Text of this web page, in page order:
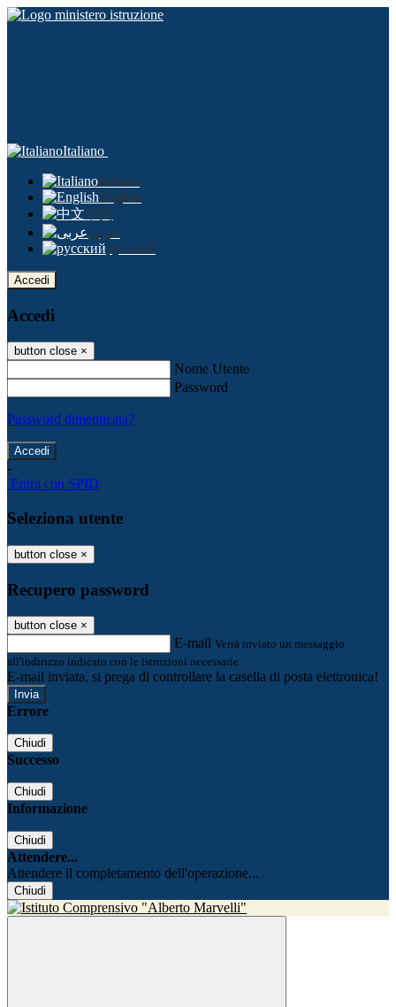
Italiano
Italiano
English
中文
عربى
русский
Accedi
Accedi
button close ×
Nome Utente
Password
Password dimenticata?
-
Entra con SPID
Seleziona utente
button close ×
Recupero password
button close ×
E-mail Verrà inviato un messaggio
all'indirizzo indicato con le istruzioni necessarie.
E-mail inviata, si prega di controllare la casella di posta elettronica!
Errore
Chiudi
Successo
Chiudi
Informazione
Chiudi
Attendere...
Attendere il completamento dell'operazione...
Chiudi